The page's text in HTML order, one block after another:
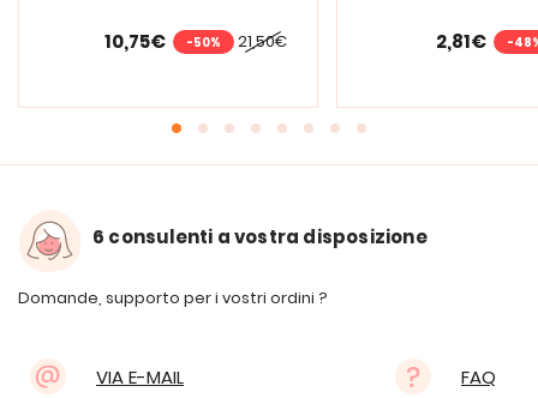
21,50€
10,75€ -50% 2,81€ -
6 consulenti a vostra disposizione
Domande, supporto per i vostri ordini ?
VIA E-MAIL FAQ